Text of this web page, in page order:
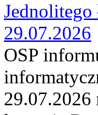
Jednolitego
29.07.2026
OSP
29.07.2026